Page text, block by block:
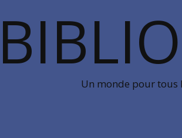
Un monde pour tous